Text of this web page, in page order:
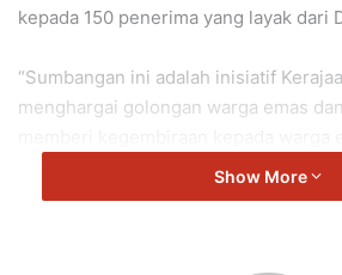
kepada 150 penerima yang layak dari
“Sumbangan ini adalah inisiatif
menghargai golongan warga emas
bantuan ini,” kata Zaifulbahri.Show More